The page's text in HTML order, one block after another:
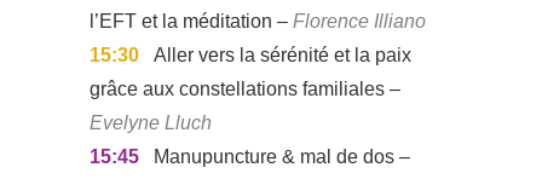
l’EFT et la méditation – Florence Illiano
15:30
Aller vers la sérénité et la paix
grâce aux constellations familiales –
Evelyne Lluch
15:45
Manupuncture & mal de dos –